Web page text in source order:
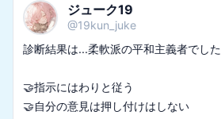
ジューク19
@19kun_juke
診断結果は...柔軟派の平和主義者でした
🤝指示にはわりと従う
🤝自分の意見は押し付けはしない